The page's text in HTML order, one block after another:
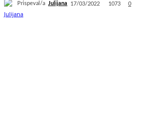
Prispeval/a Julijana 17/03/2022 1073 0